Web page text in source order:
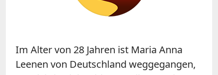
Im Alter von 28 Jahren ist Maria Anna
Leenen von Deutschland weggegangen,